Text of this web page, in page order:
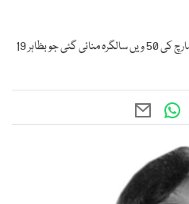
چند دنوں پہلے واشنگٹن میں اس لانگ مارچ کی 50 ویں سالگرہ منائی گئی جو بظاہر 19